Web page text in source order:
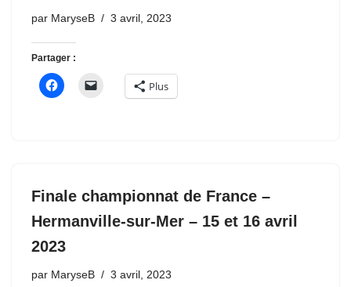
par MaryseB 3 avril, 2023
Partager :
Plus
Finale championnat de France –
Hermanville-sur-Mer – 15 et 16 avril
2023
par MaryseB 3 avril, 2023